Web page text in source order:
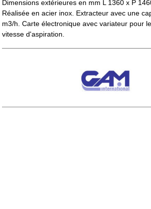
Dimensions extérieures en mm L 1360 x P
Réalisée en acier inox. Extracteur avec une
m3/h. Carte électronique avec variateur pour
vitesse d'aspiration.